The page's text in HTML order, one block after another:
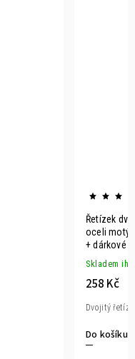
Řetízek
oceli motýl
+ dárkové
Skladem
258 Kč
Do košíku
Dvojitý